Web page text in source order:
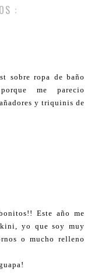
:
sobre ropa de baño
me parecio
y triquinis de
Este año me
yo que soy muy
o mucho relleno